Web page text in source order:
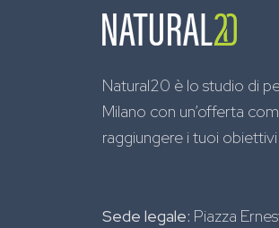
Natural20 è lo studio di
Milano con un’offerta
raggiungere i tuoi
Sede legale: Piazza